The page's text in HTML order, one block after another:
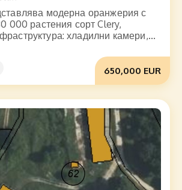
модерна оранжерия с
000 растения сорт Clery,
хладилни камери,...
650,000 EUR